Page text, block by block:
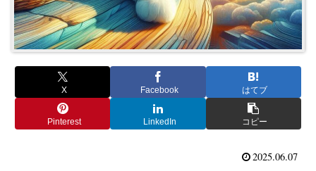
X Facebook はてブ
Pinterest LinkedIn コピー
2025.06.07